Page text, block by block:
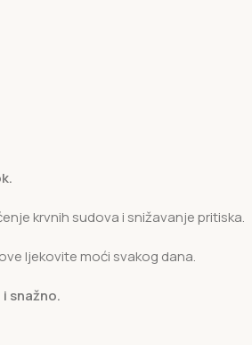
krvnih sudova i snižavanje pritiska.
ljekovite moći svakog dana.
snažno.